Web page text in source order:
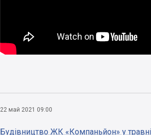
22 май 2021 09:00
Будівництво ЖК «Компаньйон» у